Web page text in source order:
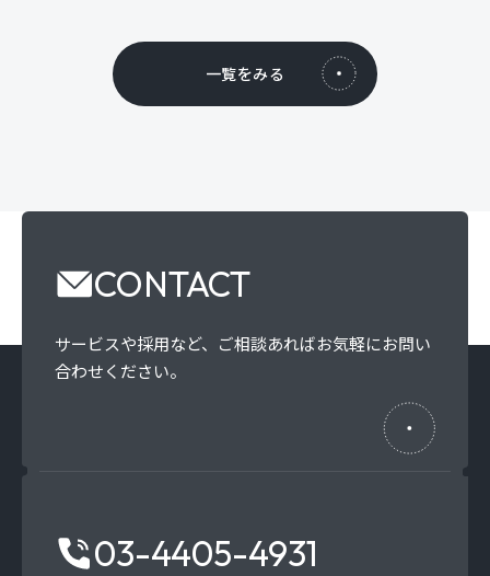
一覧をみる
CONTACT
サービスや採用など、 ご相談あればお気軽にお問い
合わせください。
03-4405-4931